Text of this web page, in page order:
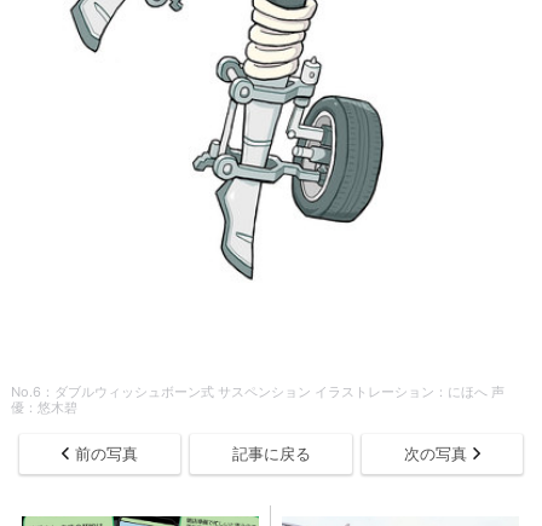
No.6：ダブルウィッシュボーン式 サスペンション イラストレーション：にほへ 声
優：悠木碧
前の写真 記事に戻る 次の写真